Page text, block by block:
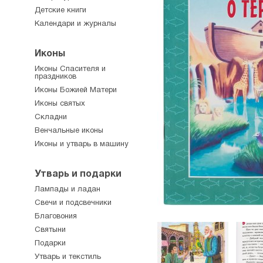
Детские книги
Календари и журналы
Иконы
Иконы Спасителя и
праздников
Иконы Божией Матери
Иконы святых
Складни
Венчальные иконы
Иконы и утварь в машину
Утварь и подарки
Лампады и ладан
Свечи и подсвечники
Благовония
Святыни
Подарки
Утварь и текстиль